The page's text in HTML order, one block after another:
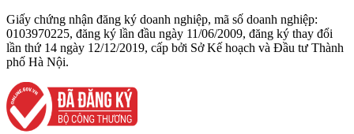
Giấy chứng nhận đăng ký doanh nghiệp, mã số doanh nghiệp:
0103970225, đăng ký lần đầu ngày 11/06/2009, đăng ký thay đổi
lần thứ 14 ngày 12/12/2019, cấp bởi Sở Kế hoạch và Đầu tư Thành
phố Hà Nội.